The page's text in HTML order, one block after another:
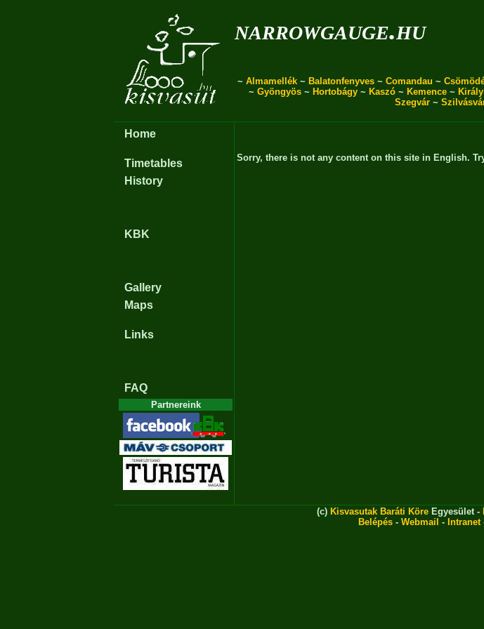
narrowgauge.hu
~ Almamellék~ Balatonfenyves~ Comandau ~
~ Gyöngyös~ Hortobágy~ Kaszó~ Kemence~
Szegvár ~
Home
Timetables
History
KBK
Gallery
Maps
Links
FAQ
Partnereink
Sorry, there is not any content on this site in English.
(c) Kisvasutak Baráti Köre Egyesület -
Belépés - Webmail - Intranet